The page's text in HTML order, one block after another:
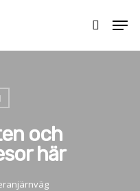
search
och
här